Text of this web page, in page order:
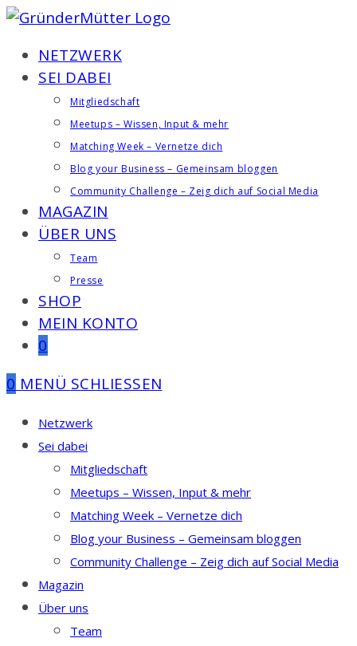
Zum
springen
NETZWERK
SEI DABEI
Mitgliedschaft
Meetups – Wissen, Input & mehr
Matching Week – Vernetze dich
Blog your Business – Gemeinsam bloggen
Community Challenge – Zeig dich auf Social Media
MAGAZIN
ÜBER UNS
Team
Presse
SHOP
MEIN KONTO
0
0 MENÜ SCHLIESSEN
Netzwerk
Sei dabei
Mitgliedschaft
Meetups – Wissen, Input & mehr
Matching Week – Vernetze dich
Blog your Business – Gemeinsam bloggen
Community Challenge – Zeig dich auf Social Media
Magazin
Über uns
Team